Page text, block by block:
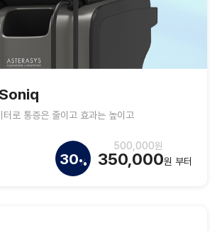
터로 통증은 줄이고 효과는 높이고
30%
500,000원
350,000원 부터